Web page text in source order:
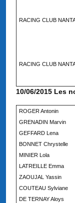
RACING CLUB
RACING CLUB
10/06/2015 Les
ROGER Antonin
GRENADIN Marvin
GEFFARD Lena
BONNET Chrystelle
MINIER Lola
LATREILLE Emma
ZAOUJAL Yassin
COUTEAU Sylviane
DE TERNAY Aloys